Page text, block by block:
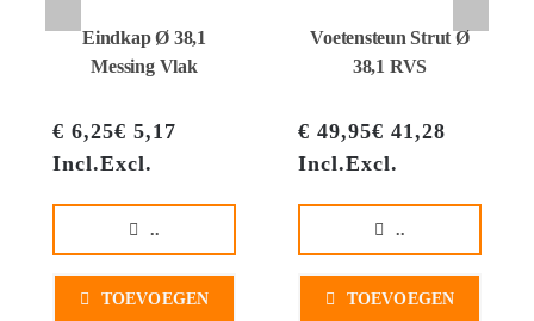
Eindkap Ø 38,1
Messing Vlak
€ 6,25€ 5,17
Incl.Excl.
..
TOEVOEGEN
Voetensteun Strut Ø
38,1 RVS
€ 49,95€ 41,28
Incl.Excl.
..
TOEVOEGEN